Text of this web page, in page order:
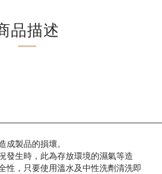
品描述
成製品的損壞。
發生時，此為存放環境的濕氣等造
性，只要使用溫水及中性洗劑清洗即